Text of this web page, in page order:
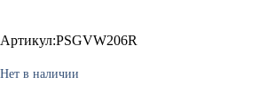
Артикул:PSGVW206R
Нет в наличии